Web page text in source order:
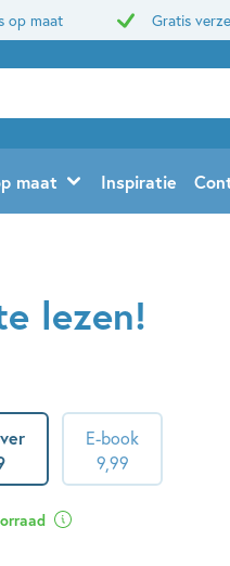
op maat Gratis
maat Inspiratie
lezen!
E-book
9,99